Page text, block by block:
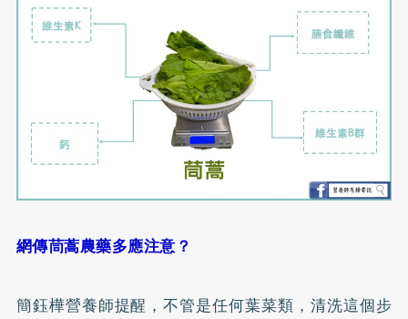
網傳茼蒿農藥多應注意？
簡鈺樺營養師提醒，不管是任何葉菜類，清洗這個步